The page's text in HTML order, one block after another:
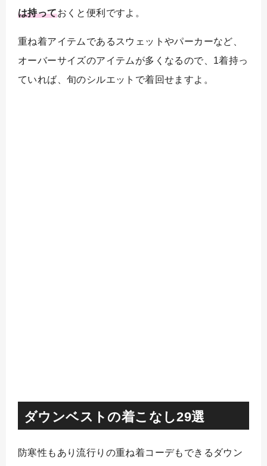
は持っておくと便利ですよ。
重ね着アイテムであるスウェットやパーカーなど、
オーバーサイズのアイテムが多くなるので、1着持っ
ていれば、旬のシルエットで着回せますよ。
ダウンベストの着こなし29選
防寒性もあり流行りの重ね着コーデもできるダウン